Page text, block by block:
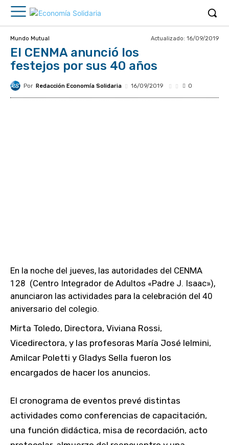
Mundo Mutual Actualizado: 16/09/2019
El CENMA anunció los
festejos por sus 40 años
Por Redacción Economía Solidaria 16/09/2019 0
En la noche del jueves, las autoridades del CENMA
128 (Centro Integrador de Adultos «Padre J. Isaac»),
anunciaron las actividades para la celebración del 40
aniversario del colegio.
Mirta Toledo, Directora, Viviana Rossi,
Vicedirectora, y las profesoras María José Ielmini,
Amilcar Poletti y Gladys Sella fueron los
encargados de hacer los anuncios.
El cronograma de eventos prevé distintas
actividades como conferencias de capacitación,
una función didáctica, misa de recordación, acto